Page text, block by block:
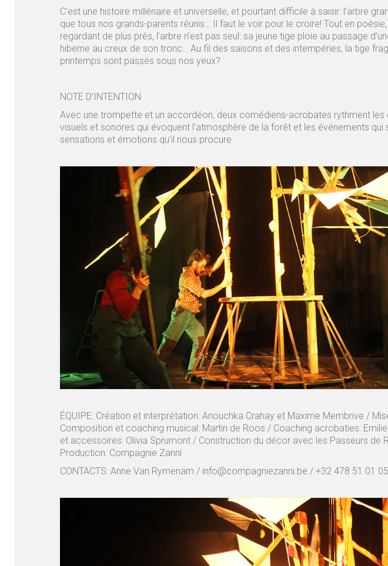
C’est une histoire millénaire et universelle, et pourtant difficile à saisir: l’arbre
que tous nos grands-parents réunis… Il faut le voir pour le croire! Tout en
regardant de plus près, l’arbre n’est pas seul: sa jeune tige ploie au passage
hiberne au creux de son tronc… Au fil des saisons et des intempéries, la tige
printemps sont passés sous nos yeux?
NOTE D’INTENTION
Avec une trompette et un accordéon, deux comédiens-acrobates rythment
visuels et sonores qui évoquent l’atmosphère de la forêt et les événements
sensations et émotions qu’il nous procure.
ÉQUIPE: Création et interprétation: Anouchka Crahay et Maxime Membrive /
Composition et coaching musical: Martin de Roos / Coaching acrobaties:
et accessoires: Olivia Sprumont / Construction du décor avec les Passeurs
Production: Compagnie Zanni
CONTACTS: Anne Van Rymenam / info@compagniezanni.be / +32 478 51 01